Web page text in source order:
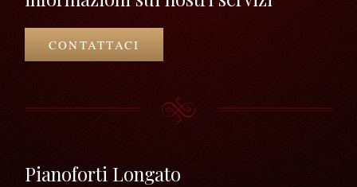
CONTATTACI
Pianoforti Longato